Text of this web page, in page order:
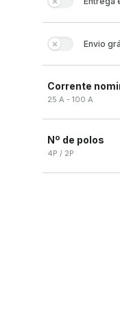
Envio
Corrente
25 A - 100 A
Nº de polos
4P / 2P